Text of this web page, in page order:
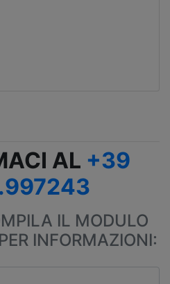
AL +39
IL MODULO
INFORMAZIONI: